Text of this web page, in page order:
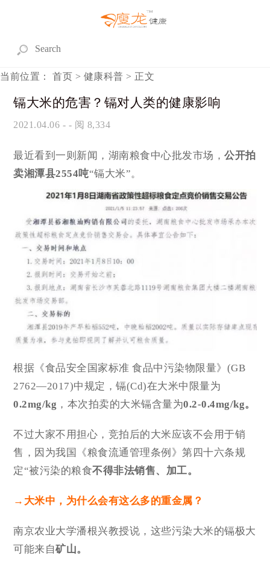
当前位置： 首页 > 健康科普 > 正文
镉大米的危害？镉对人类的健康影响
2021.04.06 - - 阅 8,334
最近看到一则新闻，湖南粮食中心批发市场，公开拍
卖湘潭县2554吨“镉大米”。
根据《食品安全国家标准 食品中污染物限量》(GB
2762—2017)中规定，镉(Cd)在大米中限量为
0.2mg/kg ，本次拍卖的大米镉含量为0.2-0.4mg/kg。
不过大家不用担心，竞拍后的大米应该不会用于销
售，因为我国《粮食流通管理条例》第四十六条规
定“被污染的粮食不得非法销售、加工。
→大米中，为什么会有这么多的重金属？
南京农业大学潘根兴教授说，这些污染大米的镉极大
可能来自矿山。